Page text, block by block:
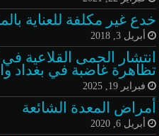
خدع غير مكلفة للعناية
أبريل 3, 2018
انتشار الحمى القلاعية
تظاهرة غاضبة في بغداد
فبراير 19, 2025
أمراض المعدة الشائعة
أبريل 6, 2020